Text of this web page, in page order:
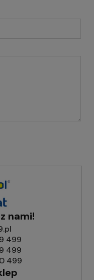
nami!
499
499
499